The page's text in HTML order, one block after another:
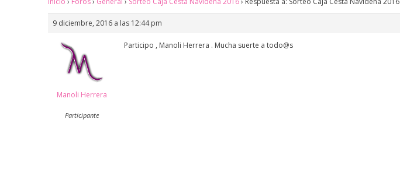
9 diciembre, 2016 a las 12:44 pm
Manoli Herrera
Participante
Participo , Manoli Herrera . Mucha suerte a todo@s